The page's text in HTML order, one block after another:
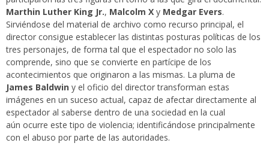
Marthin Luther King Jr., Malcolm X y Medgar Evers.
Sirviéndose del material de archivo como recurso principal, el
director consigue establecer las distintas posturas políticas de los
tres personajes, de forma tal que el espectador no solo las
comprende, sino que se convierte en partícipe de los
acontecimientos que originaron a las mismas. La pluma de
James Baldwin y el oficio del director transforman estas
imágenes en un suceso actual, capaz de afectar directamente al
espectador al saberse dentro de una sociedad en la cual
aún ocurre este tipo de violencia; identificándose principalmente
con el abuso por parte de las autoridades.